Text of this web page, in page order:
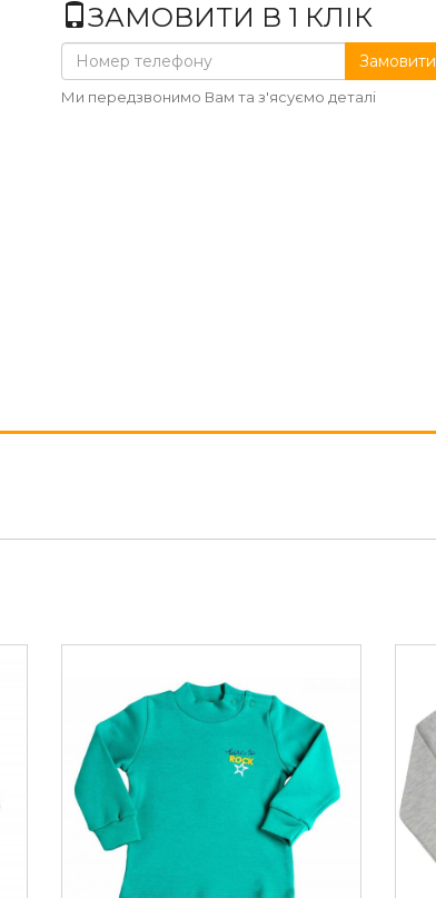
ЗАМОВИТИ В 1 КЛІК
Замовити
Ми передзвонимо Вам та з'ясуємо деталі